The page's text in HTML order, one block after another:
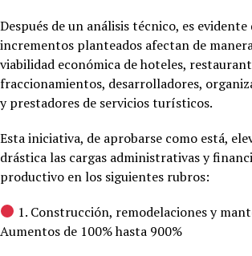
Después de un análisis técnico, es evidente
incrementos planteados afectan de
viabilidad económica de hoteles,
fraccionamientos, desarrolladores,
y prestadores de servicios turísticos.
Esta iniciativa, de aprobarse como está,
drástica las cargas administrativas y
productivo en los siguientes rubros:
1. Construcción, remodelaciones y
Aumentos de 100% hasta 900%